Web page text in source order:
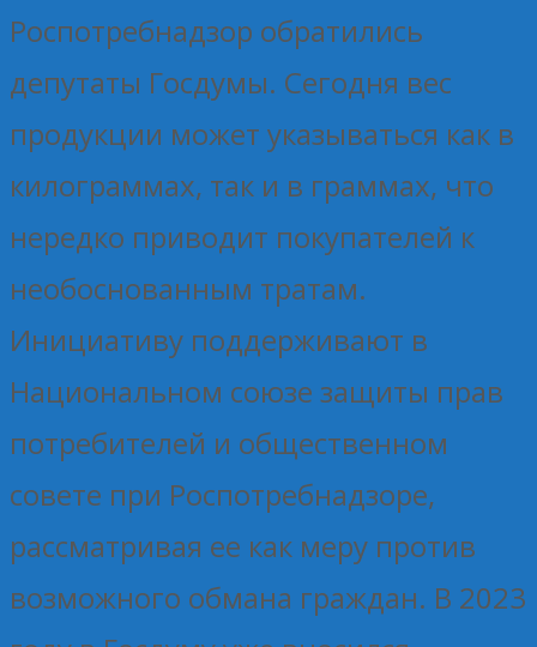
Роспотребнадзор обратились
депутаты Госдумы. Сегодня вес
продукции может указываться как в
килограммах, так и в граммах, что
нередко приводит покупателей к
необоснованным тратам.
Инициативу поддерживают в
Национальном союзе защиты прав
потребителей и общественном
совете при Роспотребнадзоре,
рассматривая ее как меру против
возможного обмана граждан. В 2023